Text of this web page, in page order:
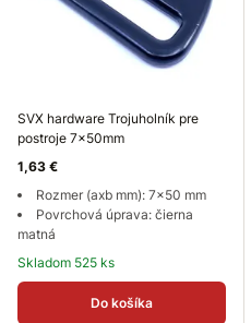
SVX hardware Trojuholník pre
postroje 7x50mm
1,63 €
Rozmer (axb mm): 7x50 mm
Povrchová úprava: čierna
matná
Skladom 525 ks
Do košíka